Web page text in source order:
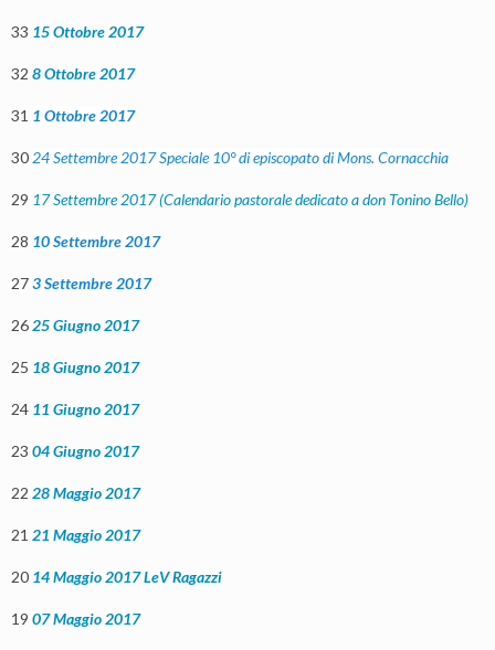
33 15 Ottobre 2017
32 8 Ottobre 2017
31 1 Ottobre 2017
30 24 Settembre 2017 Speciale 10° di episcopato di Mons. Cornacchia
29 17 Settembre 2017 (Calendario pastorale dedicato a don Tonino Bello)
28 10 Settembre 2017
273 Settembre 2017
2625 Giugno 2017
25 18 Giugno 2017
24 11 Giugno 2017
23 04 Giugno 2017
22 28 Maggio 2017
21 21 Maggio 2017
20 14 Maggio 2017 LeV Ragazzi
19 07 Maggio 2017